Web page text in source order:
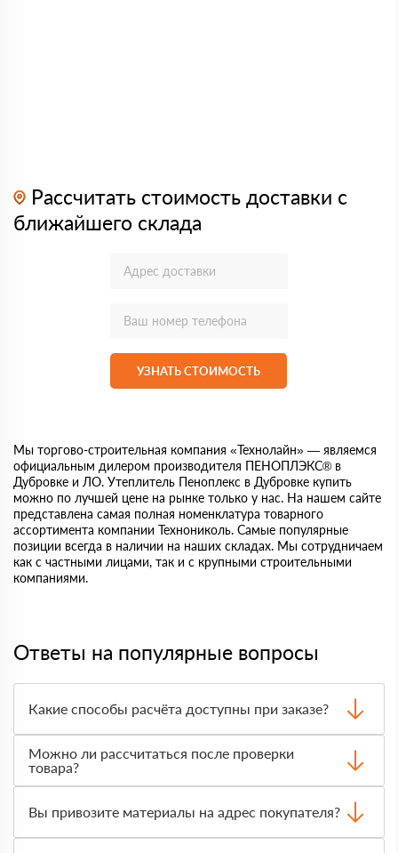
Рассчитать стоимость доставки с
ближайшего склада
УЗНАТЬ СТОИМОСТЬ
Мы торгово-строительная компания «Технолайн» — являемся
официальным дилером производителя ПЕНОПЛЭКС® в
Дубровке и ЛО. Утеплитель Пеноплекс в Дубровке купить
можно по лучшей цене на рынке только у нас. На нашем сайте
представлена самая полная номенклатура товарного
ассортимента компании Технониколь. Самые популярные
позиции всегда в наличии на наших складах. Мы сотрудничаем
как с частными лицами, так и с крупными строительными
компаниями.
Ответы на популярные вопросы
Какие способы расчёта доступны при заказе?
счёту. Точный формат оплаты менеджер согласует с
вами до отгрузки.
Можно ли рассчитаться после проверки
товара?
получения. Сначала вы принимаете материал,
проверяете количество и внешний вид, затем
оплачиваете.
Вы привозите материалы на адрес покупателя?